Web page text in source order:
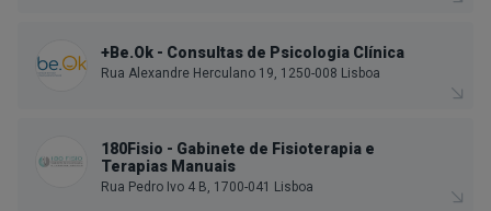
+Be.Ok - Consultas de Psicologia Clínica
Rua Alexandre Herculano 19, 1250-008 Lisboa
180Fisio - Gabinete de Fisioterapia e
Terapias Manuais
Rua Pedro Ivo 4 B, 1700-041 Lisboa